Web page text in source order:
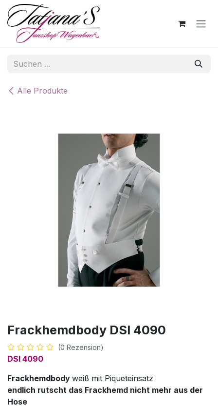
Zum Inhalt springen
Alle Produkte
Frackhemdbody DSI 4090
(0 Rezension)
DSI 4090
Frackhemdbody weiß mit Piqueteinsatz
endlich rutscht das Frackhemd nicht mehr aus der
Hose